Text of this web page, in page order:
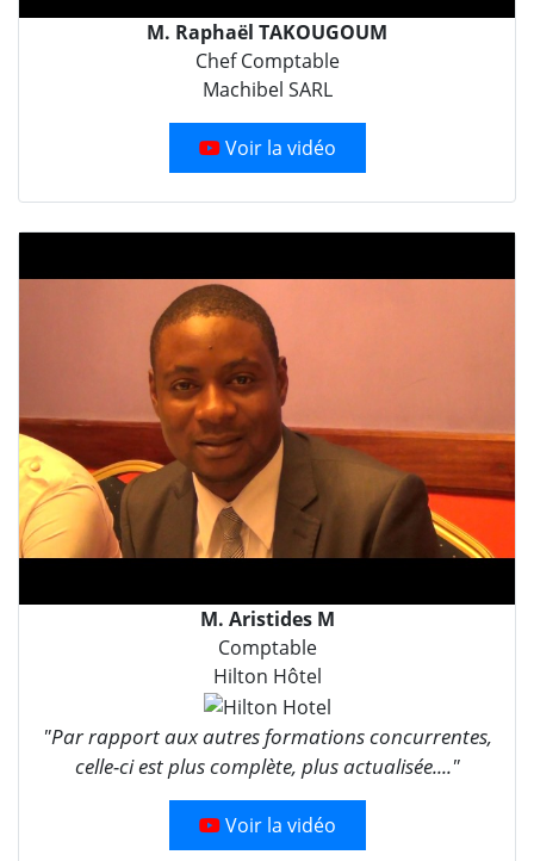
M. Raphaël TAKOUGOUM
Chef Comptable
Machibel SARL
Voir la vidéo
M. Aristides M
Comptable
Hilton Hôtel
"Par rapport aux autres formations concurrentes,
celle-ci est plus complète, plus actualisée...."
Voir la vidéo